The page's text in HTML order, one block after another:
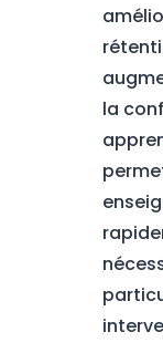
la